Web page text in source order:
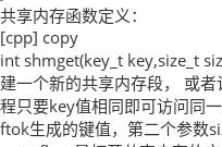
共享内存函数定义：
[cpp] copy
int shmget(key_t key,size_t
建一个新的共享内存段， 或
程只要key值相同即可访问同
ftok生成的键值，第二个参数